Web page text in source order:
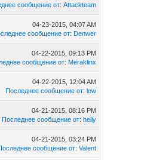
сообщение от:Attackteam
04-23-2015, 04:07 AM
сообщение от: Denwer
04-22-2015, 09:13 PM
сообщение от: Meraklinx
04-22-2015, 12:04 AM
Последнее сообщение от:low
04-21-2015, 08:16 PM
Последнее сообщение от:helly
04-21-2015, 03:24 PM
сообщение от:Valent